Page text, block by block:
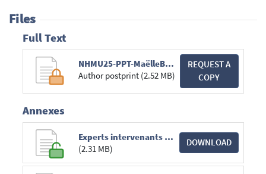
Files
Full Text
NHMU25-PPT-MaëlleBonhomme.pdf
Author postprint (2.52 MB)
REQUEST A
COPY
Annexes
Experts intervenants au salon Normandy Horse Meet Up _ Normandy Horse Meet'Up.pdf
(2.31 MB)
DOWNLOAD